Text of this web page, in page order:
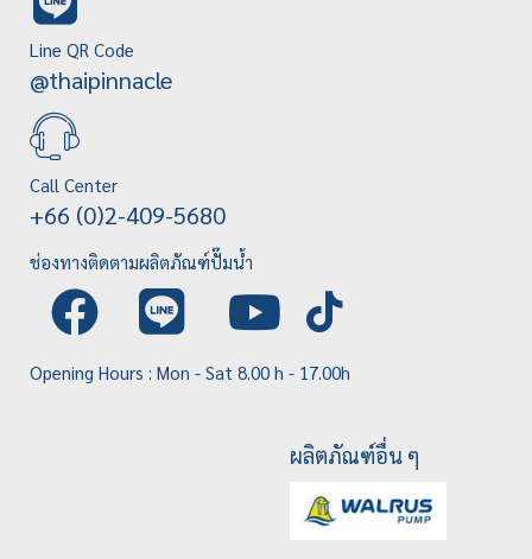
Line QR Code
@thaipinnacle
Call Center
+66 (0)2-409-5680
ช่องทางติดตามผลิตภัณฑ์ปั๊มน้ำ
Opening Hours : Mon - Sat 8.00 h - 17.00h
ผลิตภัณฑ์อื่น ๆ